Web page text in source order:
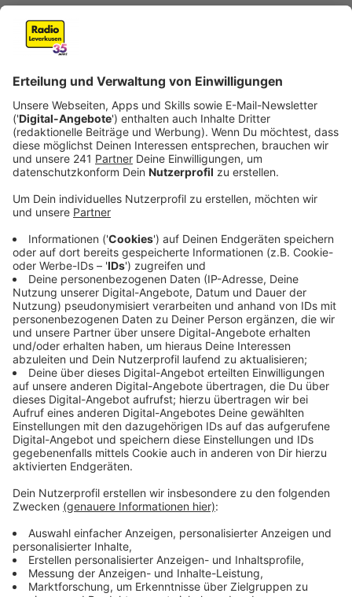
November, um 21 Uhr bis Montag, 17.
November, um 5 Uhr wird die A3 zwischen dem
Kreuz Oberhausen-West und dem Kreuz
gemacht. Grund sind Arbeiten am Kreuz
Kaiserberg. Hinzu kommt eine Sperrung auf der
A40 - vonSamstag, 8. November, 9 Uhr, bis
Montag, 10. November, 5 Uhr,in Fahrtrichtung
Essen von der Anschlussstelle Duisburg-
Rheinhausen bis zur Anschlussstelle Duisburg-
Häfen.
Die A45bei Lüdenscheid bleibt auch in diesem
Jahr weiterhin gesperrt. Dort wird eine neue
Brücke gebaut. Die Dauer der Sperrung beläuft
sich auf fünf Jahre und wird somit auch in den
nächsten Jahren bei Autofahrern noch für etliche
Probleme und Verzögerungen sorgen.
Anzeige
Aktuelle Infos gibt es beim ADAC
Anzeige
Verzögerungen oder Stauprognosen gibt es beim
Anzeige